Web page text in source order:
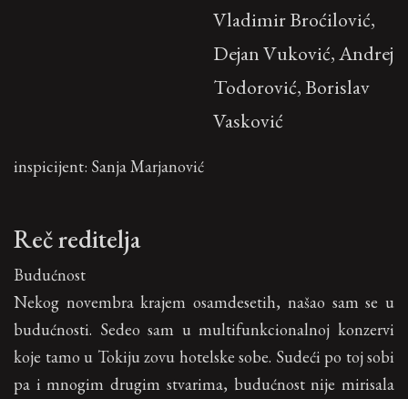
Vladimir Broćilović,
Dejan Vuković, Andrej
Todorović, Borislav
Vasković
inspicijent: Sanja Marjanović
Reč reditelja
Budućnost
Nekog novembra krajem osamdesetih, našao sam se u
budućnosti. Sedeo sam u multifunkcionalnoj konzervi
koje tamo u Tokiju zovu hotelske sobe. Sudeći po toj sobi
pa i mnogim drugim stvarima, budućnost nije mirisala